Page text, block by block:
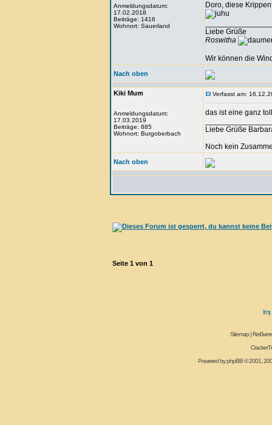
Anmeldungsdatum:
17.02.2018
Beiträge: 1416
Wohnort: Sauerland
Doro, diese
Liebe Grüße
Roswitha
Wir können die
Nach oben
Kiki Mum
Anmeldungsdatum:
17.03.2019
Beiträge: 885
Wohnort: Burgoberbach
Verfasst am:
das ist eine ganz
Liebe Grüße
Noch kein
Nach oben
Seite 1 von 1
Sitemap|
Powered byphpBB© 2001,